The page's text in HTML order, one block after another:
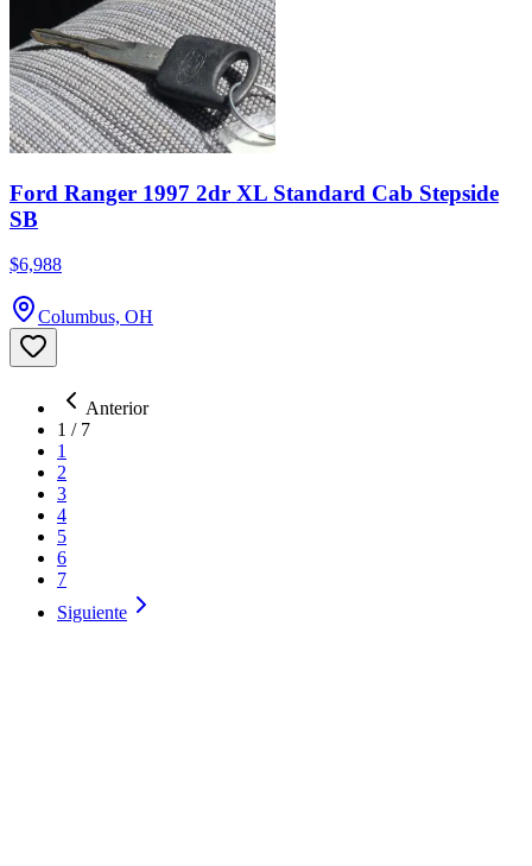
Ford Ranger 1997 2dr XL Standard Cab Stepside
SB
$6,988
Columbus, OH
Anterior
1 / 7
1
2
3
4
5
6
7
Siguiente